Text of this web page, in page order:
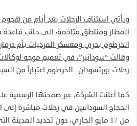
ويأتي استئناف الرحلات بعد أيام من
المطار ومناطق متاخمة، إلى جانب قاعدة
الخرطوم بحري ومعسكر المرخيات بأم
وقالت “سودانير”، في تعميم موجه
رحلات بورتسودان ـ الخرطوم اعتباراً من
كما أعلنت الشركة، عبر صفحتها الرسمية
الحجاج السودانيين في رحلات مباشرة إلى
من 17 مايو الجاري، دون تحديد المدينة التي ستنطلق منها الرحلات.